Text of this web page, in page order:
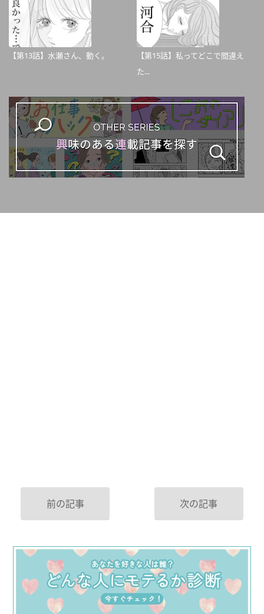
【第13話】水瀬さん、動く。
【第15話】私ってどこで間違え
た...
前の記事 次の記事